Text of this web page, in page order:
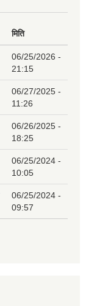
मिति
06/25/2026 -
21:15
06/27/2025 -
11:26
06/26/2025 -
18:25
06/25/2024 -
10:05
06/25/2024 -
09:57